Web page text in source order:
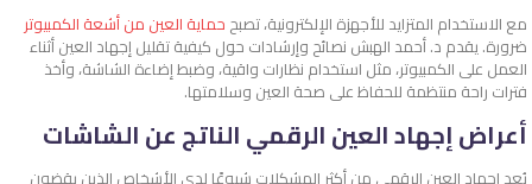
مع الاستخدام المتزايد للأجهزة الإلكترونية، تصبح حماية العين من أشعة الكمبيوتر
ضرورة. يقدم د. أحمد الهبش نصائح وإرشادات حول كيفية تقليل إجهاد العين أثناء
العمل على الكمبيوتر، مثل استخدام نظارات واقية، وضبط إضاءة الشاشة، وأخذ
فترات راحة منتظمة للحفاظ على صحة العين وسلامتها.
أعراض إجهاد العين الرقمي الناتج عن الشاشات